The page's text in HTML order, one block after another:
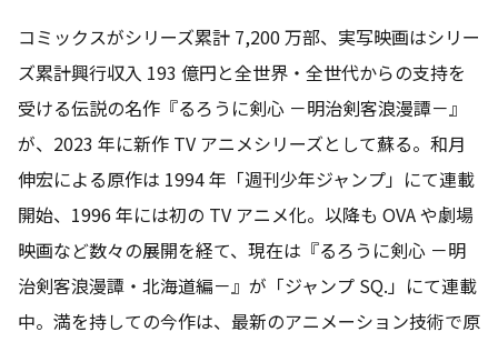
コミックスがシリーズ累計 7,200 万部、実写映画はシリー
ズ累計興行収入 193 億円と全世界・全世代からの支持を
受ける伝説の名作『るろうに剣心 －明治剣客浪漫譚－』
が、2023 年に新作 TV アニメシリーズとして蘇る。和月
伸宏による原作は 1994 年「週刊少年ジャンプ」にて連載
開始、1996 年には初の TV アニメ化。以降も OVA や劇場
映画など数々の展開を経て、現在は『るろうに剣心 －明
治剣客浪漫譚・北海道編－』が「ジャンプ SQ.」にて連載
中。満を持しての今作は、最新のアニメーション技術で原